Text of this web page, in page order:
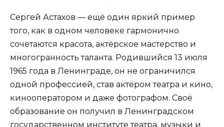
Сергей Астахов — ещё один яркий пример
того, как в одном человеке гармонично
сочетаются красота, актёрское мастерство и
многогранность таланта. Родившийся 13 июля
1965 года в Ленинграде, он не ограничился
одной профессией, став актёром театра и кино,
кинооператором и даже фотографом. Своё
образование он получил в Ленинградском
государственном институте театра, музыки и